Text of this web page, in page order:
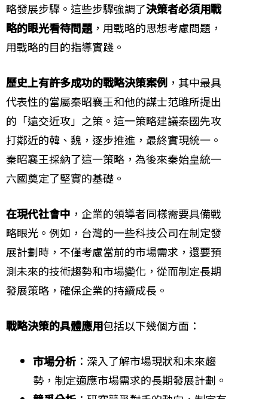
略發展步驟。這些步驟強調了決策者必須用戰
略的眼光看待問題，用戰略的思想考慮問題，
用戰略的目的指導實踐。
歷史上有許多成功的戰略決策案例 ，其中最具
代表性的當屬秦昭襄王和他的謀士范雎所提出
的「遠交近攻」之策。這一策略建議秦國先攻
打鄰近的韓、魏，逐步推進，最終實現統一。
秦昭襄王採納了這一策略，為後來秦始皇統一
六國奠定了堅實的基礎。
在現代社會中 ，企業的領導者同樣需要具備戰
略眼光。例如，台灣的一些科技公司在制定發
展計劃時，不僅考慮當前的市場需求，還要預
測未來的技術趨勢和市場變化，從而制定長期
發展策略，確保企業的持續成長。
戰略決策的具體應用包括以下幾個方面：
市場分析：深入了解市場現狀和未來趨
勢，制定適應市場需求的長期發展計劃。